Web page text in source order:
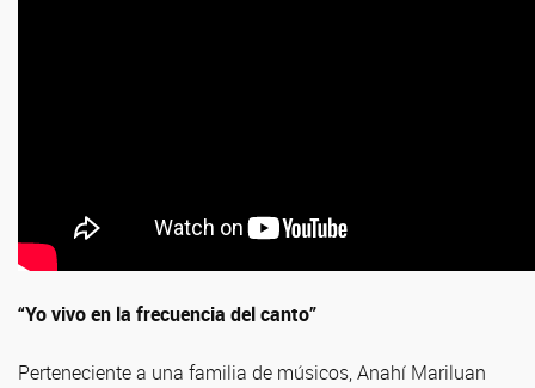
“Yo vivo en la frecuencia del canto”
Perteneciente a una familia de músicos, Anahí Mariluan